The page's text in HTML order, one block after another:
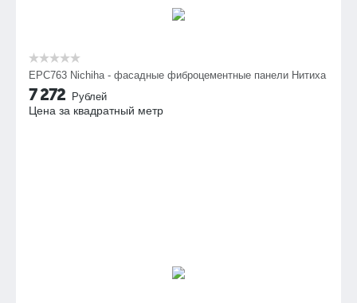
EPC763 Nichiha - фасадные фиброцементные панели Нитиха
7 272 Рублей
Цена за квадратный метр